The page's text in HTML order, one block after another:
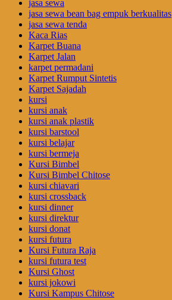
jasa sewa
jasa sewa bean bag empuk berkualitas
jasa sewa tenda
Kaca Rias
Karpet Buana
Karpet Jalan
karpet permadani
Karpet Rumput Sintetis
Karpet Sajadah
kursi
kursi anak
kursi anak plastik
kursi barstool
kursi belajar
kursi bermeja
Kursi Bimbel
Kursi Bimbel Chitose
kursi chiavari
kursi crossback
kursi dinner
kursi direktur
kursi donat
kursi futura
Kursi Futura Raja
kursi futura test
Kursi Ghost
kursi jokowi
Kursi Kampus Chitose